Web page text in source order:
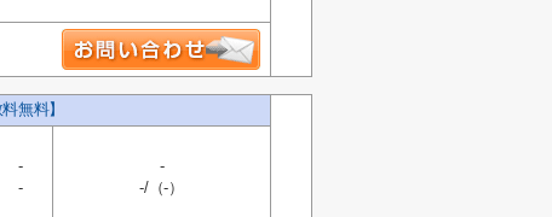
無料】
-
-
-
-/（-）